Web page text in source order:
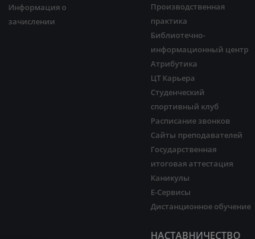
Информация о
зачислении
Производственная
практика
Библиотечно-
информационный центр
Атрибутика
ЦТ Карьера
Студенческий
спортивный клуб
Расписание звонков
Сайты преподавателей
Государственная
итоговая аттестация
Каникулы
Е-Сервисы
Дистанционное обучение
НАСТАВНИЧЕСТВО